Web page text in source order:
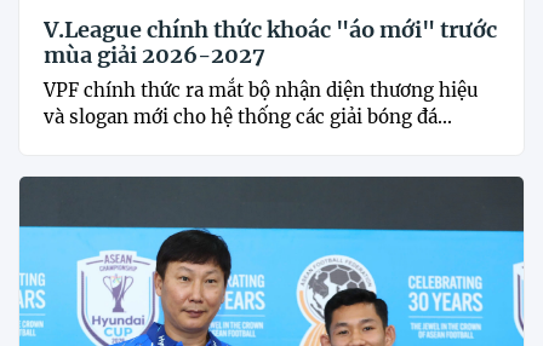
V.League chính thức khoác "áo mới" trước
mùa giải 2026-2027
VPF chính thức ra mắt bộ nhận diện thương hiệu
và slogan mới cho hệ thống các giải bóng đá...